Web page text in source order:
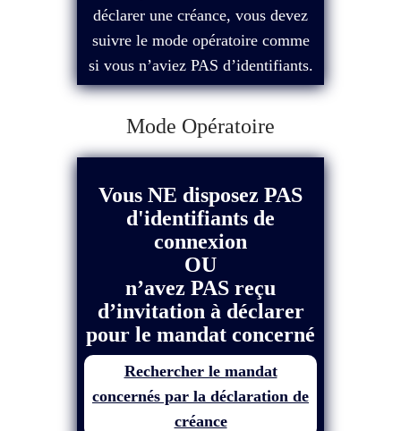
déclarer une créance, vous devez
suivre le mode opératoire comme
si vous n’aviez PAS d’identifiants.
Mode Opératoire
Vous NE disposez PAS
d'identifiants de
connexion
OU
n’avez PAS reçu
d’invitation à déclarer
pour le mandat concerné
Rechercher le mandat
concernés par la déclaration de
créance